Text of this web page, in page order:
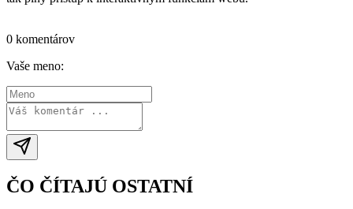
0 komentárov
Vaše meno:
ČO ČÍTAJÚ OSTATNÍ